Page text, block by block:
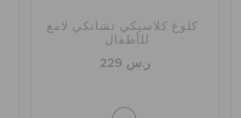
كلوغ كلاسيكي تشانكي لامع
للأطفال
ر.س 229